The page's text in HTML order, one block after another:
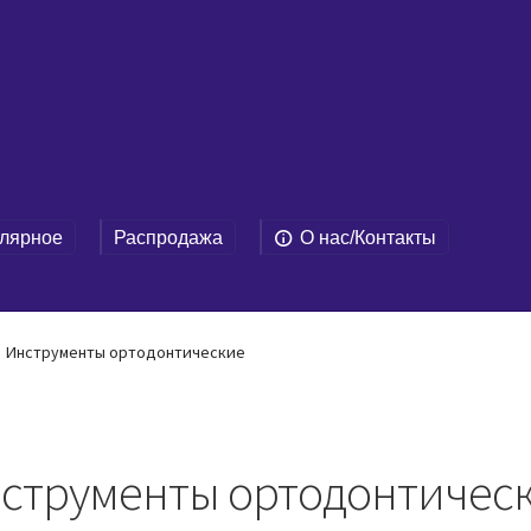
Распродажа О нас/Контакты
Инструменты ортодонтические